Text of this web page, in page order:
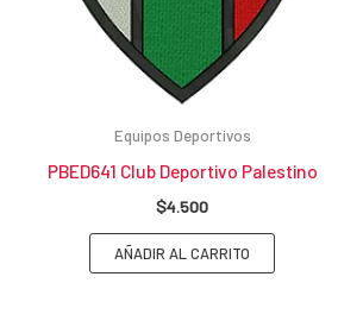
Equipos Deportivos
PBED641 Club Deportivo Palestino
$4.500
AÑADIR AL CARRITO